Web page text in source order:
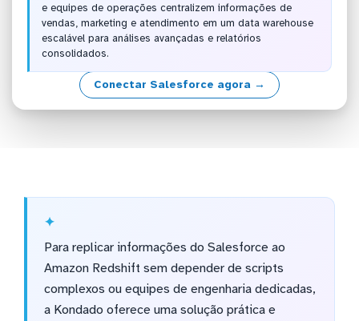
e equipes de operações centralizem informações de
vendas, marketing e atendimento em um data warehouse
escalável para análises avançadas e relatórios
consolidados.
Conectar Salesforce agora →
Para replicar informações do Salesforce ao
Amazon Redshift sem depender de scripts
complexos ou equipes de engenharia dedicadas,
a Kondado oferece uma solução prática e